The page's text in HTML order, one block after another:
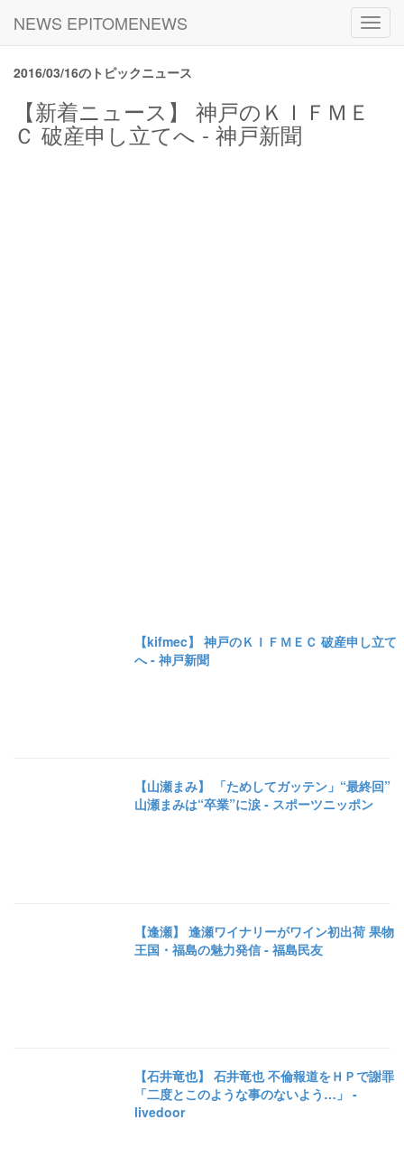
NEWS EPITOMENEWS
2016/03/16のトピックニュース
【新着ニュース】 神戸のＫＩＦＭＥ
Ｃ 破産申し立てへ - 神戸新聞
【kifmec】 神戸のＫＩＦＭＥＣ 破産申し立て
へ - 神戸新聞
【山瀬まみ】 「ためしてガッテン」“最終回”
山瀬まみは“卒業”に涙 - スポーツニッポン
【逢瀬】 逢瀬ワイナリーがワイン初出荷 果物
王国・福島の魅力発信 - 福島民友
【石井竜也】 石井竜也 不倫報道をＨＰで謝罪
「二度とこのような事のないよう…」 -
livedoor